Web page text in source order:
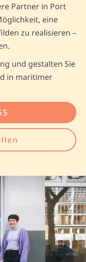
Partner in Port
eine
zu realisieren –
und gestalten Sie
in maritimer